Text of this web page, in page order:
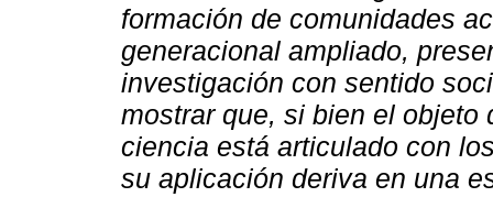
formación de comunidades
generacional ampliado,
investigación con sentido
mostrar que, si bien el objeto
ciencia está articulado con
su aplicación deriva en una